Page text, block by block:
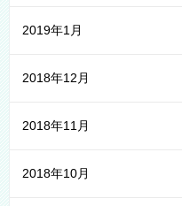
2019年1月
2018年12月
2018年11月
2018年10月